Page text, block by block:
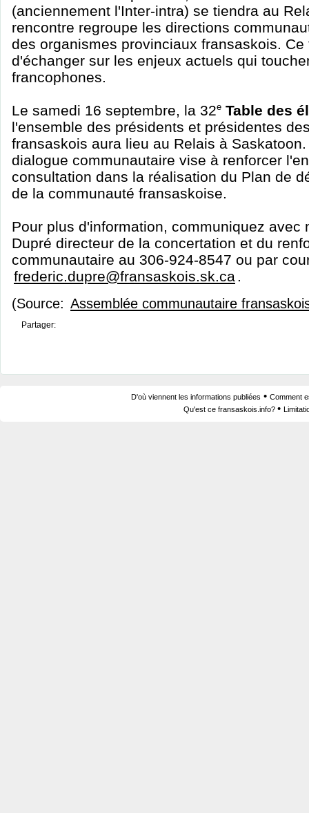
(anciennement l'Inter-intra) se tiendra au
rencontre regroupe les directions
des organismes provinciaux fransaskois. Ce
d'échanger sur les enjeux actuels qui
francophones.
Le samedi 16 septembre, la 32e Table des
l'ensemble des présidents et présidentes
fransaskois aura lieu au Relais à
dialogue communautaire vise à renforcer
consultation dans la réalisation du Plan de
de la communauté fransaskoise.
Pour plus d'information, communiquez avec
Dupré directeur de la concertation et du
communautaire au 306-924-8547 ou par
frederic.dupre@fransaskois.sk.ca .
(Source: Assemblée communautaire
Partager:
D'où viennent les informations publiées • Comment
Qu'est ce fransaskois.info? •